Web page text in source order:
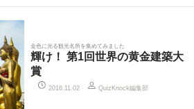
金色に光る観光名所を集めてみました
輝け！ 第1回世界の黄金建築大
賞
2016.11.02 QuizKnock編集部